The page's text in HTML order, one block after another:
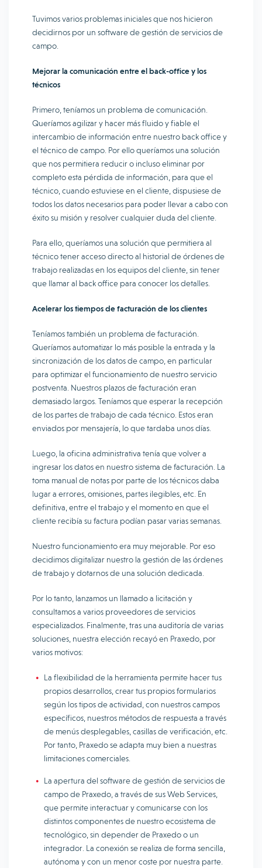
Tuvimos varios problemas iniciales que nos hicieron
decidirnos por un software de gestión de servicios de
campo.
Mejorar la comunicación entre el back-office y los
técnicos
Primero, teníamos un problema de comunicación.
Queríamos agilizar y hacer más fluido y fiable el
intercambio de información entre nuestro back office y
el técnico de campo. Por ello queríamos una solución
que nos permitiera reducir o incluso eliminar por
completo esta pérdida de información, para que el
técnico, cuando estuviese en el cliente, dispusiese de
todos los datos necesarios para poder llevar a cabo con
éxito su misión y resolver cualquier duda del cliente.
Para ello, queríamos una solución que permitiera al
técnico tener acceso directo al historial de órdenes de
trabajo realizadas en los equipos del cliente, sin tener
que llamar al back office para conocer los detalles.
Acelerar los tiempos de facturación de los clientes
Teníamos también un problema de facturación.
Queríamos automatizar lo más posible la entrada y la
sincronización de los datos de campo, en particular
para optimizar el funcionamiento de nuestro servicio
postventa. Nuestros plazos de facturación eran
demasiado largos. Teníamos que esperar la recepción
de los partes de trabajo de cada técnico. Estos eran
enviados por mensajería, lo que tardaba unos días.
Luego, la oficina administrativa tenía que volver a
ingresar los datos en nuestro sistema de facturación. La
toma manual de notas por parte de los técnicos daba
lugar a errores, omisiones, partes ilegibles, etc. En
definitiva, entre el trabajo y el momento en que el
cliente recibía su factura podían pasar varias semanas.
Nuestro funcionamiento era muy mejorable. Por eso
decidimos digitalizar nuestro la gestión de las órdenes
de trabajo y dotarnos de una solución dedicada.
Por lo tanto, lanzamos un llamado a licitación y
consultamos a varios proveedores de servicios
especializados. Finalmente, tras una auditoría de varias
soluciones, nuestra elección recayó en Praxedo, por
varios motivos:
La flexibilidad de la herramienta permite hacer tus
propios desarrollos, crear tus propios formularios
según los tipos de actividad, con nuestros campos
específicos, nuestros métodos de respuesta a través
de menús desplegables, casillas de verificación, etc.
Por tanto, Praxedo se adapta muy bien a nuestras
limitaciones comerciales.
La apertura del software de gestión de servicios de
campo de Praxedo, a través de sus Web Services,
que permite interactuar y comunicarse con los
distintos componentes de nuestro ecosistema de
tecnológico, sin depender de Praxedo o un
integrador. La conexión se realiza de forma sencilla,
autónoma y con un menor coste por nuestra parte.